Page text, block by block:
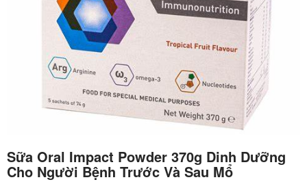
Sữa Oral Impact Powder 370g Dinh Dưỡng
Cho Người Bệnh Trước Và Sau Mổ